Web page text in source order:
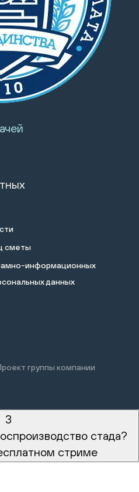
сметы
информационных
данных
группы компании
3
стада?
стриме